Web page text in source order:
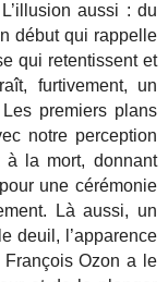
aussi : du
début qui rappelle
qui retentissent et
furtivement, un
premiers plans
notre perception
la mort, donnant
une cérémonie
Là aussi, un
deuil, l’apparence
François Ozon a le